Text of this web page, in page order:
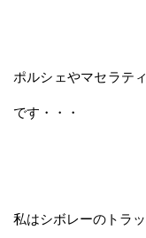
ポルシェやマセラテ
です・・・
私はシボレーのトラ